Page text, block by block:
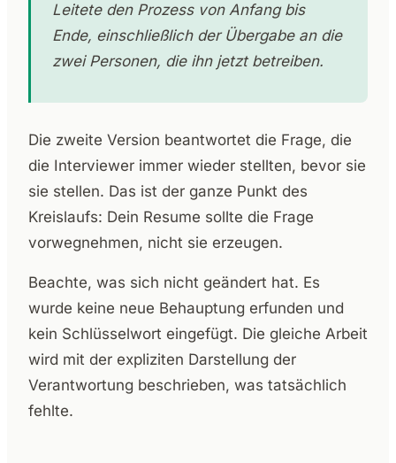
Leitete den Prozess von Anfang bis
Ende, einschließlich der Übergabe an die
zwei Personen, die ihn jetzt betreiben.
Die zweite Version beantwortet die Frage, die
die Interviewer immer wieder stellten, bevor sie
sie stellen. Das ist der ganze Punkt des
Kreislaufs: Dein Resume sollte die Frage
vorwegnehmen, nicht sie erzeugen.
Beachte, was sich nicht geändert hat. Es
wurde keine neue Behauptung erfunden und
kein Schlüsselwort eingefügt. Die gleiche Arbeit
wird mit der expliziten Darstellung der
Verantwortung beschrieben, was tatsächlich
fehlte.